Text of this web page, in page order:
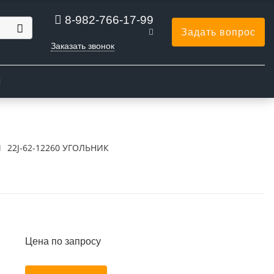
8-982-766-17-99
Заказать звонок
Задать вопрос
22J-62-12260 УГОЛЬНИК
Цена по запросу